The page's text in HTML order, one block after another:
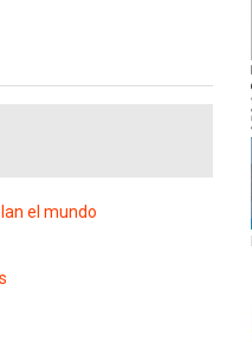
el mundo